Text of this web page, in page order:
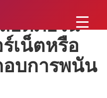
อดภัยใน
เน็ตหรือ
บการพนัน